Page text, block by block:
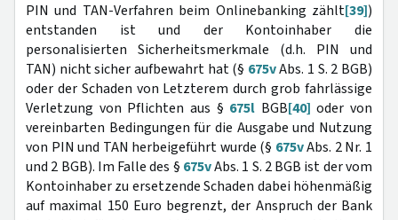
PIN und TAN-Verfahren beim Onlinebanking zählt[39])
entstanden ist und der Kontoinhaber die
personalisierten Sicherheitsmerkmale (d.h. PIN und
TAN) nicht sicher aufbewahrt hat (§ 675vAbs. 1 S. 2 BGB)
oder der Schaden von Letzterem durch grob fahrlässige
Verletzung von Pflichten aus § 675l BGB[40] oder von
vereinbarten Bedingungen für die Ausgabe und Nutzung
von PIN und TAN herbeigeführt wurde (§ 675vAbs. 2 Nr. 1
und 2 BGB). Im Falle des § 675vAbs. 1 S. 2 BGB ist der vom
Kontoinhaber zu ersetzende Schaden dabei höhenmäßig
auf maximal 150 Euro begrenzt, der Anspruch der Bank